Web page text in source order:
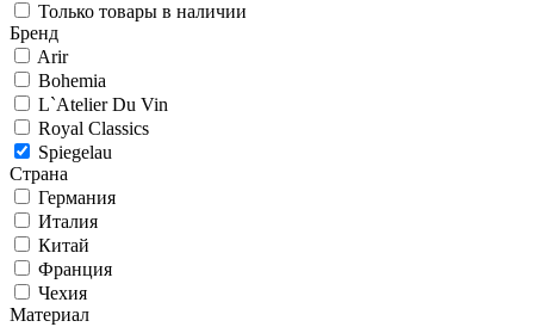
Только товары в наличии
Бренд
Arir
Bohemia
L`Atelier Du Vin
Royal Classics
Spiegelau
Страна
Германия
Италия
Китай
Франция
Чехия
Материал